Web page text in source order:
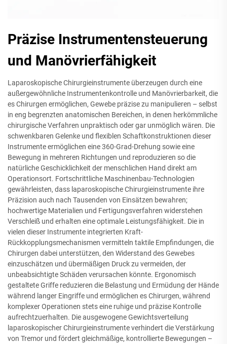
Präzise Instrumentensteuerung
und Manövrierfähigkeit
Laparoskopische Chirurgieinstrumente überzeugen durch eine
außergewöhnliche Instrumentenkontrolle und Manövrierbarkeit, die
es Chirurgen ermöglichen, Gewebe präzise zu manipulieren – selbst
in eng begrenzten anatomischen Bereichen, in denen herkömmliche
chirurgische Verfahren unpraktisch oder gar unmöglich wären. Die
schwenkbaren Gelenke und flexiblen Schaftkonstruktionen dieser
Instrumente ermöglichen eine 360-Grad-Drehung sowie eine
Bewegung in mehreren Richtungen und reproduzieren so die
natürliche Geschicklichkeit der menschlichen Hand direkt am
Operationsort. Fortschrittliche Maschinenbau-Technologien
gewährleisten, dass laparoskopische Chirurgieinstrumente ihre
Präzision auch nach Tausenden von Einsätzen bewahren;
hochwertige Materialien und Fertigungsverfahren widerstehen
Verschleiß und erhalten eine optimale Leistungsfähigkeit. Die in
vielen dieser Instrumente integrierten Kraft-
Rückkopplungsmechanismen vermitteln taktile Empfindungen, die
Chirurgen dabei unterstützen, den Widerstand des Gewebes
einzuschätzen und übermäßigen Druck zu vermeiden, der
unbeabsichtigte Schäden verursachen könnte. Ergonomisch
gestaltete Griffe reduzieren die Belastung und Ermüdung der Hände
während langer Eingriffe und ermöglichen es Chirurgen, während
komplexer Operationen stets eine ruhige und präzise Kontrolle
aufrechtzuerhalten. Die ausgewogene Gewichtsverteilung
laparoskopischer Chirurgieinstrumente verhindert die Verstärkung
von Tremor und fördert gleichmäßige, kontrollierte Bewegungen –